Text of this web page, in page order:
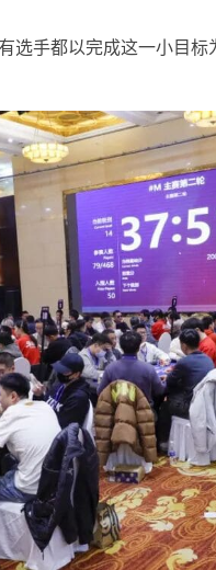
选手都以完成这一小目标